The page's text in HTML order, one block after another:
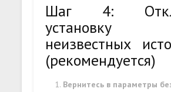
Шаг 4:
неизвестных
(рекомендуется)
Вернитесь в параметры